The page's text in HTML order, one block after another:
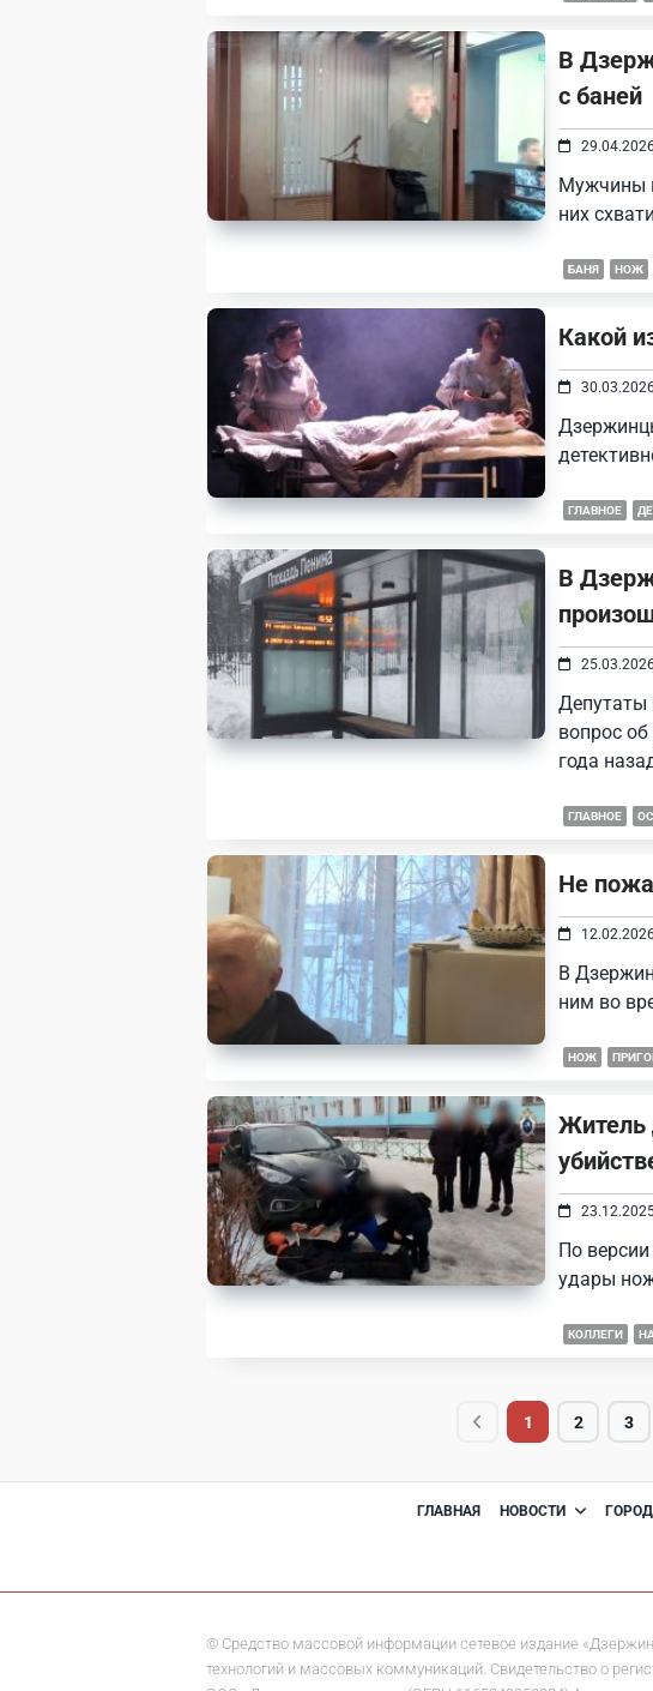
В
с баней
Мужчины
них
БАНЯ НОЖ
Какой
ГЛАВНОЕ
В
Депутаты
вопрос
года
ГЛАВНОЕ
Не
В
ним во
НОЖ
Житель
По
удары
КОЛЛЕГИ
1 2 3
ГЛАВНАЯ НОВОСТИ ГОРОД
© Средство массовой информации сетевое издание
технологий и массовых коммуникаций. Свидетельство о